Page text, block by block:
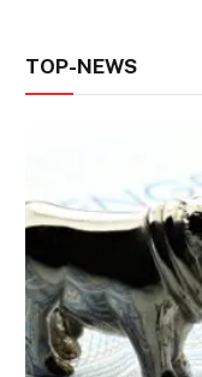
TOP-NEWS